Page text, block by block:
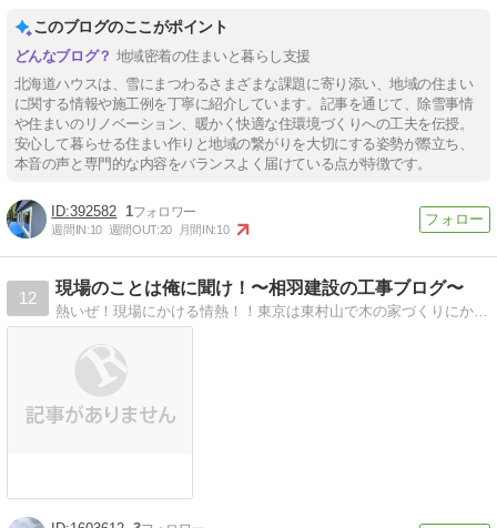
このブログのここがポイント
地域密着の住まいと暮らし支援
北海道ハウスは、雪にまつわるさまざまな課題に寄り添い、地域の住まい
に関する情報や施工例を丁寧に紹介しています。記事を通じて、除雪事情
や住まいのリノベーション、暖かく快適な住環境づくりへの工夫を伝授。
安心して暮らせる住まい作りと地域の繋がりを大切にする姿勢が際立ち、
本音の声と専門的な内容をバランスよく届けている点が特徴です。
392582 1
週間IN:10 週間OUT:20 月間IN:10
12
現場のことは俺に聞け！〜相羽建設の工事ブログ〜
熱いぜ！現場にかける情熱！！東京は東村山で木の家づくりにかける男たちが贈る魂のリレーブログ